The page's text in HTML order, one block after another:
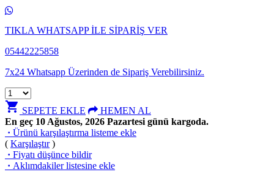
TIKLA WHATSAPP İLE SİPARİŞ VER
05442225858
7x24 Whatsapp Üzerinden de Sipariş Verebilirsiniz.
shopping_cart SEPETE EKLE
HEMEN AL
En geç 10 Ağustos, 2026 Pazartesi günü kargoda.
· Ürünü karşılaştırma listeme ekle
( Karşılaştır)
· Fiyatı düşünce bildir
· Aklımdakiler listesine ekle